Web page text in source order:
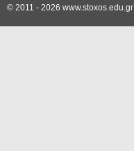
© 2011 - 2026 www.stoxos.edu.gr